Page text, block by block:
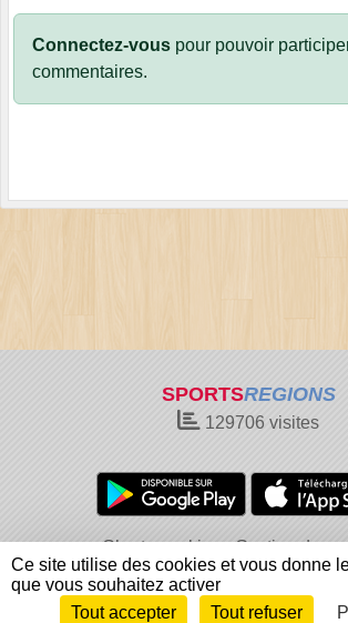
Connectez-vous pour pouvoir
commentaires.
SPORTSREGIONS
129706 visites
Charte cookies
Gestion des
Informations légales
Signaler un
Envie de participer ?
Ce site utilise des cookies et vous donne
que vous souhaitez activer
Tout accepter
Tout refuser